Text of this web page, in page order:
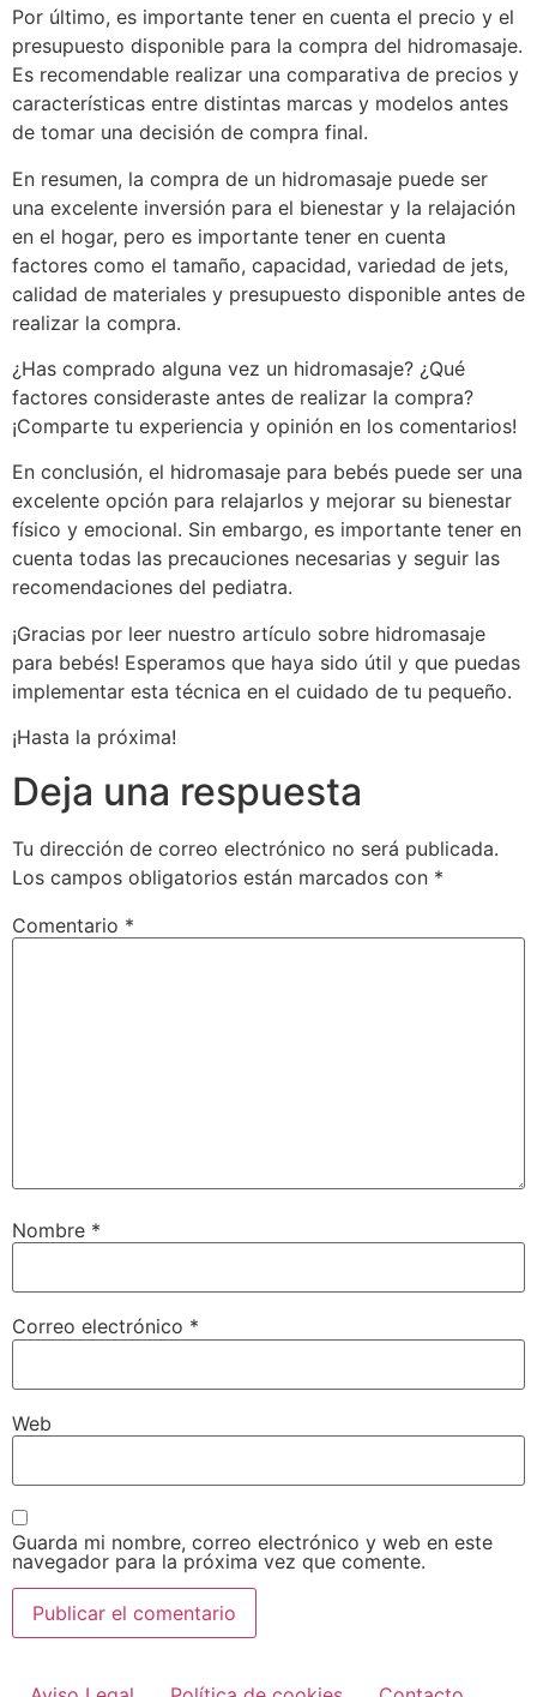
Por último, es importante tener en cuenta el precio y el
presupuesto disponible para la compra del hidromasaje.
Es recomendable realizar una comparativa de precios y
características entre distintas marcas y modelos antes
de tomar una decisión de compra final.
En resumen, la compra de un hidromasaje puede ser
una excelente inversión para el bienestar y la relajación
en el hogar, pero es importante tener en cuenta
factores como el tamaño, capacidad, variedad de jets,
calidad de materiales y presupuesto disponible antes de
realizar la compra.
¿Has comprado alguna vez un hidromasaje? ¿Qué
factores consideraste antes de realizar la compra?
¡Comparte tu experiencia y opinión en los comentarios!
En conclusión, el hidromasaje para bebés puede ser una
excelente opción para relajarlos y mejorar su bienestar
físico y emocional. Sin embargo, es importante tener en
cuenta todas las precauciones necesarias y seguir las
recomendaciones del pediatra.
¡Gracias por leer nuestro artículo sobre hidromasaje
para bebés! Esperamos que haya sido útil y que puedas
implementar esta técnica en el cuidado de tu pequeño.
¡Hasta la próxima!
Deja una respuesta
Tu dirección de correo electrónico no será publicada.
Los campos obligatorios están marcados con *
Comentario *
Nombre *
Correo electrónico *
Web
Guarda mi nombre, correo electrónico y web en este
navegador para la próxima vez que comente.